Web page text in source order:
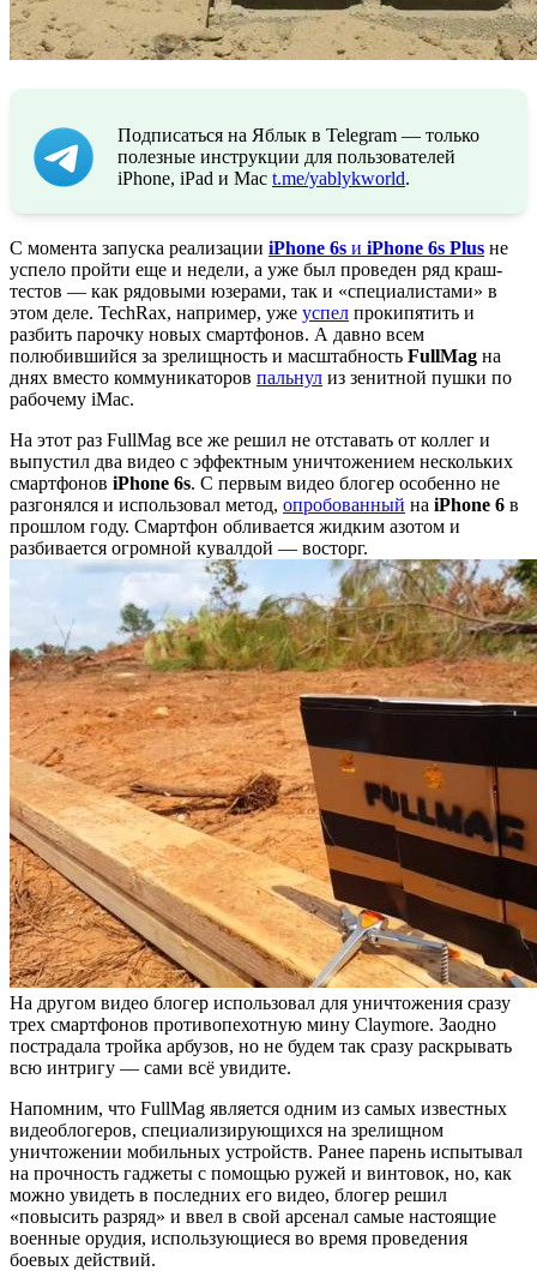
Подписаться на Яблык в Telegram — только
полезные инструкции для пользователей
iPhone, iPad и Mac t.me/yablykworld.
С момента запуска реализации iPhone 6s и iPhone 6s Plus не
успело пройти еще и недели, а уже был проведен ряд краш-
тестов — как рядовыми юзерами, так и «специалистами» в
этом деле. TechRax, например, уже успел прокипятить и
разбить парочку новых смартфонов. А давно всем
полюбившийся за зрелищность и масштабность FullMag на
днях вместо коммуникаторов пальнул из зенитной пушки по
рабочему iMac.
На этот раз FullMag все же решил не отставать от коллег и
выпустил два видео с эффектным уничтожением нескольких
смартфонов iPhone 6s. С первым видео блогер особенно не
разгонялся и использовал метод, опробованный на iPhone 6 в
прошлом году. Смартфон обливается жидким азотом и
разбивается огромной кувалдой — восторг.
На другом видео блогер использовал для уничтожения сразу
трех смартфонов противопехотную мину Claymore. Заодно
пострадала тройка арбузов, но не будем так сразу раскрывать
всю интригу — сами всё увидите.
Напомним, что FullMag является одним из самых известных
видеоблогеров, специализирующихся на зрелищном
уничтожении мобильных устройств. Ранее парень испытывал
на прочность гаджеты с помощью ружей и винтовок, но, как
можно увидеть в последних его видео, блогер решил
«повысить разряд» и ввел в свой арсенал самые настоящие
военные орудия, использующиеся во время проведения
боевых действий.